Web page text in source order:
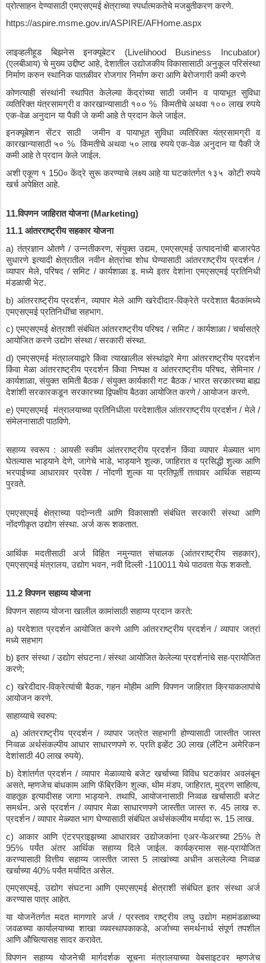
प्रोत्साहन देण्यासाठी एमएसएमई क्षेत्राच्या स्पर्धात्मकतेचे मजबुतीकरण करणे.
https://aspire.msme.gov.in/ASPIRE/AFHome.aspx
लाइव्हलीहूड बिझनेस इनक्यूबेटर (Livelihood Business Incubator)
(एलबीआय) चे मुख्य उद्दीष्ट आहे, देशातील उद्योजकीय विकासासाठी अनुकूल परिसंस्था
निर्माण करुन स्थानिक पातळीवर रोजगार निर्माण करा आणि बेरोजगारी कमी करणे
कोणत्याही संस्थांनी स्थापित केलेल्या केंद्रांच्या साठी जमीन व पायाभूत सुविधा
व्यतिरिक्त यंत्रसामग्री व कारखान्यासाठी १०० % किंमतीचे अथवा १०० लाख रुपये
एक-वेळ अनुदान या पैकी जे कमी आहे ते प्रदान केले जाईल.
इनक्यूबेशन
सेंटर साठी जमीन व पायाभूत सुविधा व्यतिरिक्त यंत्रसामग्री
व
कारखान्यासाठी ५० % किंमतीचे अथवा ५० लाख रुपये एक-वेळ अनुदान या पैकी जे
कमी आहे ते प्रदान केले जाईल.
अशी एकूण १ 150० केंद्रे सुरू करण्याचे लक्ष्य आहे या घटकांतर्गत १३५ कोटी रुपये
खर्च अपेक्षित आहे.
11.विपणन जाहिरात योजना (Marketing)
11.1 आंतरराष्ट्रीय सहकार योजना
a) तंत्रज्ञान ओतणे / उन्नतीकरण, संयुक्त उद्यम, एमएसएमई उत्पादनांची बाजारपेठ
सुधारणे इत्यादी क्षेत्रातील नवीन क्षेत्रांचा शोध घेण्यासाठी आंतरराष्ट्रीय प्रदर्शन
व्यापार मेले, परिषद / समिट / कार्यशाळा इ. मध्ये इतर देशांना एमएसएमई प्रतिनिधी
मंडळाची भेट.
b) आंतरराष्ट्रीय प्रदर्शन, व्यापार मेले आणि खरेदीदार-विक्रेते परदेशात बैठकांमध्ये
एमएसएमई प्रतिनिधींचा सहभाग.
c) एमएसएमई क्षेत्राशी संबंधित आंतरराष्ट्रीय परिषद / समिट / कार्यशाळा / चर्चासत्रे
आयोजित करणे उद्योग संस्था / सरकारी संस्था.
d) एमएसएमई मंत्रालयाद्वारे किंवा त्याखालील संस्थांद्वारे मेगा आंतरराष्ट्रीय प्रदर्शन
किंवा मेळा आंतरराष्ट्रीय प्रदर्शन किंवा निष्पक्ष व आंतरराष्ट्रीय परिषद, सेमिनार
कार्यशाळा, संयुक्त समिती बैठक / संयुक्त कार्यकारी गट बैठक / भारत सरकारच्या बाह्य
देशांशी सरकारकडून सरकारच्या द्विपक्षीय बैठका आयोजित करणे / आयोजन करणे.
e) एमएसएमई मंत्रालयाच्या प्रतिनिधीला परदेशातील आंतरराष्ट्रीय प्रदर्शन / मेले
संमेलनासाठी पाठविणे.
सहाय्य स्वरूप : आयसी स्कीम आंतरराष्ट्रीय प्रदर्शन किंवा व्यापार मेळ्यात भाग
घेतल्यास भाड्याने देणे, जागेचे भाडे, भाड्याने शुल्क, जाहिरात व प्रसिद्धी शुल्क आणि
भरपाईच्या आधारावर प्रवेश / नोंदणी शुल्क या प्रतिपूर्ती तत्वावर आर्थिक सहाय्य
पुरवते.
एमएसएमई क्षेत्राच्या पदोन्नती आणि विकासाशी संबंधित सरकारी संस्था
आणि
नोंदणीकृत उद्योग संस्था. अर्ज करू शकतात.
आर्थिक मदतीसाठी अर्ज विहित नमुन्यात संचालक (आंतरराष्ट्रीय सहकार
एमएसएमई मंत्रालय, उद्योग भवन, नवी दिल्ली -110011 येथे पाठवता येऊ शकतो.
11.2 विपणन सहाय्य योजना
विपणन सहाय्य योजना खालील कामांसाठी सहाय्य प्रदान करते:
a) परदेशात प्रदर्शन आयोजित करणे आणि आंतरराष्ट्रीय प्रदर्शन / व्यापार जत्रां
मध्ये सहभाग
b) इतर संस्था / उद्योग संघटना / संस्था आयोजित केलेल्या प्रदर्शनांचे सह-प्रायोजित
करणे;
c) खरेदीदार-विक्रेत्यांची बैठक, गहन मोहीम आणि विपणन जाहिरात क्रियाकलापांचे
आयोजन करणे.
साहाय्याचे स्वरुप:
a) आंतरराष्ट्रीय प्रदर्शन / व्यापार जत्रेत सहभागी होण्यासाठी जास्तीत जास्त
निव्वळ अर्थसंकल्पीय आधार साधारणपणे रु. प्रति इव्हेंट 30 लाख (लॅटिन अमेरिकन
देशांसाठी 40 लाख रुपये).
b) देशांतर्गत प्रदर्शन / व्यापार मेळाव्याचे बजेट खर्चाच्या विविध घटकांवर अवलंबून
असते, म्हणजेच बांधकाम आणि फॅब्रिकिंग शुल्क, थीम मंडप, जाहिरात, मुद्रण साहित्य
वाहतूक इत्यादीसह जागा भाड्याने. तथापि, आयोजनासाठी निव्वळ खर्चासाठी बजेट
समर्थन. असे प्रदर्शन / व्यापार मेळा साधारणपणे जास्तीत जास्त रु. 45 लाख रु
प्रदर्शन / व्यापार मेळ्यात भाग घेण्यासाठी संबंधित अर्थसंकल्पीय मर्यादा रू. 15 लाख.
c) आकार आणि एंटरप्राइझच्या आधारावर उद्योजकांना एअर-फेअरच्या 25% ते
95% पर्यंत अंतर आर्थिक सहाय्य दिले जाईल. कार्यक्रमास सह-प्रायोजित
करण्यासाठी वित्तीय सहाय्य जास्तीत जास्त 5 लाखांच्या अधीन असलेल्या निव्वळ
खर्चाच्या 40% पर्यंत मर्यादित असेल.
एमएसएमई, उद्योग संघटना आणि एमएसएमई क्षेत्राशी संबंधित इतर संस्था अर्ज
करण्यास पात्र आहेत.
या योजनेंतर्गत मदत मागणारे अर्ज / प्रस्ताव राष्ट्रीय लघु उद्योग महामंडळाच्या
जवळच्या कार्यालयाच्या शाखा व्यवस्थापकाकडे, अर्जाच्या समर्थनार्थ संपूर्ण तपशील
आणि औचित्यासह सादर करावेत.
विपणन
सहाय्य योजनेची मार्गदर्शक सूचना मंत्रालयाच्या वेबसाइटवर म्हणजेच